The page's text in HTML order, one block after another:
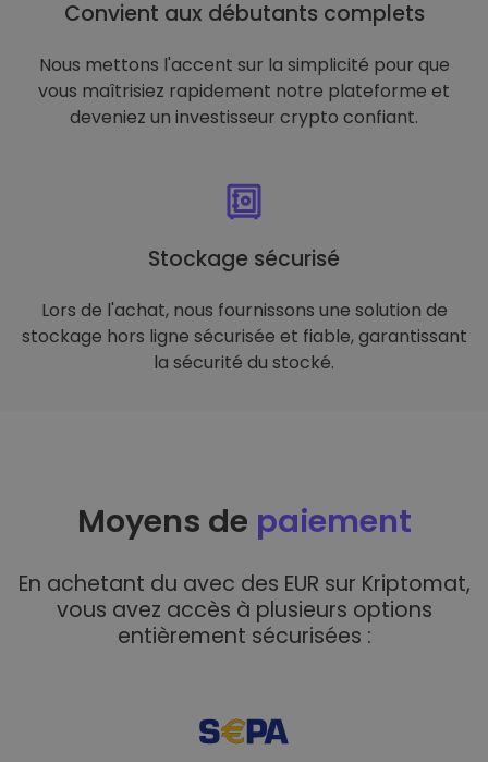
Convient aux débutants complets
Nous mettons l'accent sur la simplicité pour que
vous maîtrisiez rapidement notre plateforme et
deveniez un investisseur crypto confiant.
Stockage sécurisé
Lors de l'achat, nous fournissons une solution de
stockage hors ligne sécurisée et fiable, garantissant
la sécurité du stocké.
Moyens de paiement
En achetant du avec des EUR sur Kriptomat,
vous avez accès à plusieurs options
entièrement sécurisées :